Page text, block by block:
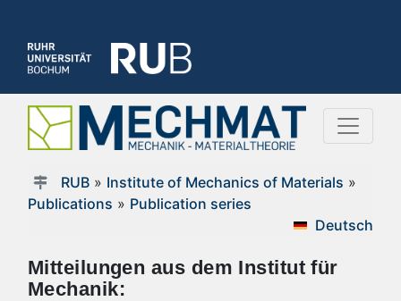
RUB» Institute of Mechanics of Materials »
Publications » Publication series
Deutsch
Mitteilungen aus dem Institut für
Mechanik: